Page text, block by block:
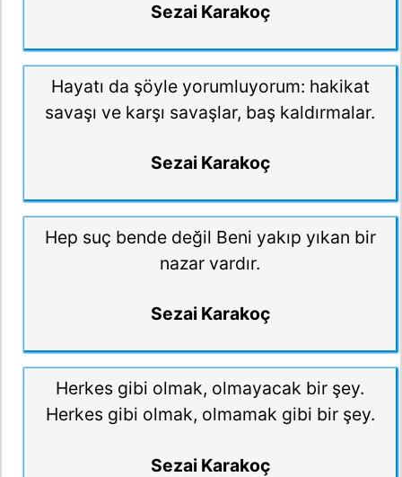
Sezai Karakoç
Hayatı da şöyle yorumluyorum: hakikat
savaşı ve karşı savaşlar, baş kaldırmalar.
Sezai Karakoç
Hep suç bende değil Beni yakıp yıkan bir
nazar vardır.
Sezai Karakoç
Herkes gibi olmak, olmayacak bir şey.
Herkes gibi olmak, olmamak gibi bir şey.
Sezai Karakoç